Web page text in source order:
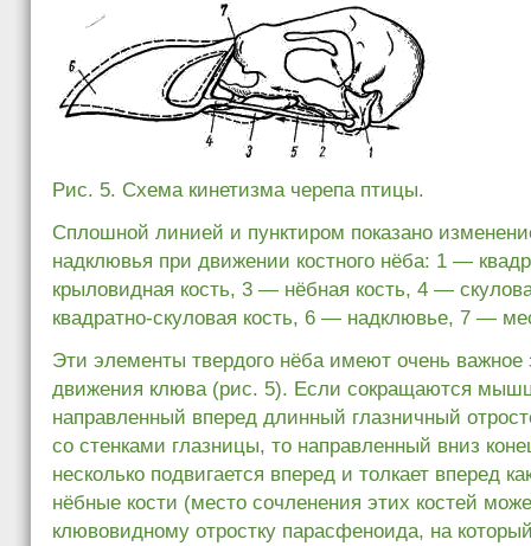
Рис. 5. Схема кинетизма черепа птицы.
Сплошной линией и пунктиром показано
надклювья при движении костного нёба: 1 —
крыловидная кость, 3 — нёбная кость, 4 —
квадратно-скуловая кость, 6 — надклювье, 7 —
Эти элементы твердого нёба имеют очень важное
движения клюва (рис. 5). Если сокращаются
направленный вперед длинный глазничный
со стенками глазницы, то направленный вниз
несколько подвигается вперед и толкает вперед
нёбные кости (место сочленения этих костей
клювовидному отростку парасфеноида, на